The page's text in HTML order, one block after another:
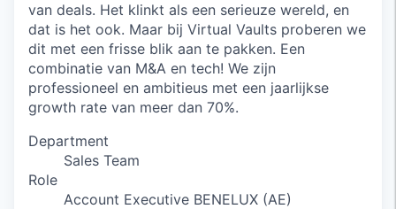
van deals. Het klinkt als een serieuze wereld, en
dat is het ook. Maar bij Virtual Vaults proberen we
dit met een frisse blik aan te pakken. Een
combinatie van M&A en tech! We zijn
professioneel en ambitieus met een jaarlijkse
growth rate van meer dan 70%.
Department
Sales Team
Role
Account Executive BENELUX (AE)